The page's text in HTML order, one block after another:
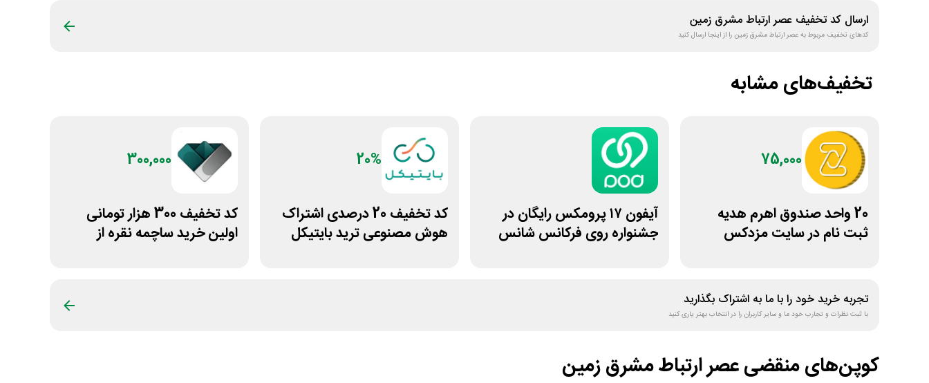
ارسال کد تخفیف عصر ارتباط مشرق زمین
کدهای تخفیف مربوط بهعصر ارتباط مشرق زمین را از اینجا ارسال کنید
تخفیف‌های مشابه
75,000
20 واحد صندوق اهرم هدیه
ثبت نام در سایت مزدکس
آیفون ۱۷ پرومکس رایگان در
جشنواره روی فرکانس شانس
20%
کد تخفیف 20 درصدی اشتراک
هوش مصنوعی ترید بایتیکل
300,000
کد تخفیف 300 هزار تومانی
اولین خرید ساچمه نقره از
تجربه خرید خود را با ما به اشتراک بگذارید
با ثبت نظرات و تجارب خود ما و سایر کاربران را در انتخاب بهتر یاری کنید
کوپن‌های منقضیعصر ارتباط مشرق زمین